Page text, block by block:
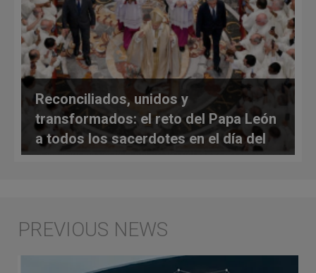
Reconciliados, unidos y
transformados: el reto del Papa León
a todos los sacerdotes en el día del
Sagrado Corazón de Jesús